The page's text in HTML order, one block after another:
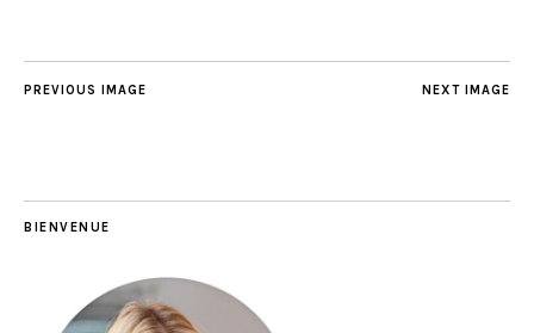
NEXT IMAGE
PREVIOUS IMAGE
BIENVENUE